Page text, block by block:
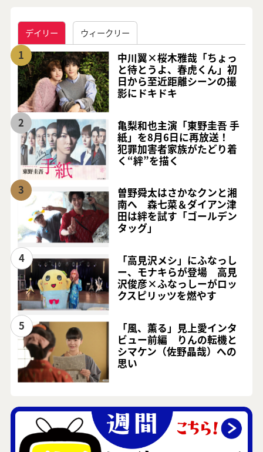
デイリー ウィークリー
1
中川翼×桜木雅哉「ちょっ
と待とうよ、春虎くん」初
日から至近距離シーンの撮
影にドキドキ
2
亀梨和也主演「東野圭吾 手
紙」を8月6日に再放送！
犯罪加害者家族がたどり着
く“絆”を描く
3
曽野舜太はさかなクンと湘
南へ 森七菜＆ダイアン津
田は絆を試す「ゴールデン
タッグ」
4
「高見沢メシ」にふなっし
ー、モナキらが登場 高見
沢俊彦×ふなっしーがロッ
クスピリッツを燃やす
5
「風、薫る」見上愛インタ
ビュー前編 りんの転機と
シマケン（佐野晶哉）への
思い